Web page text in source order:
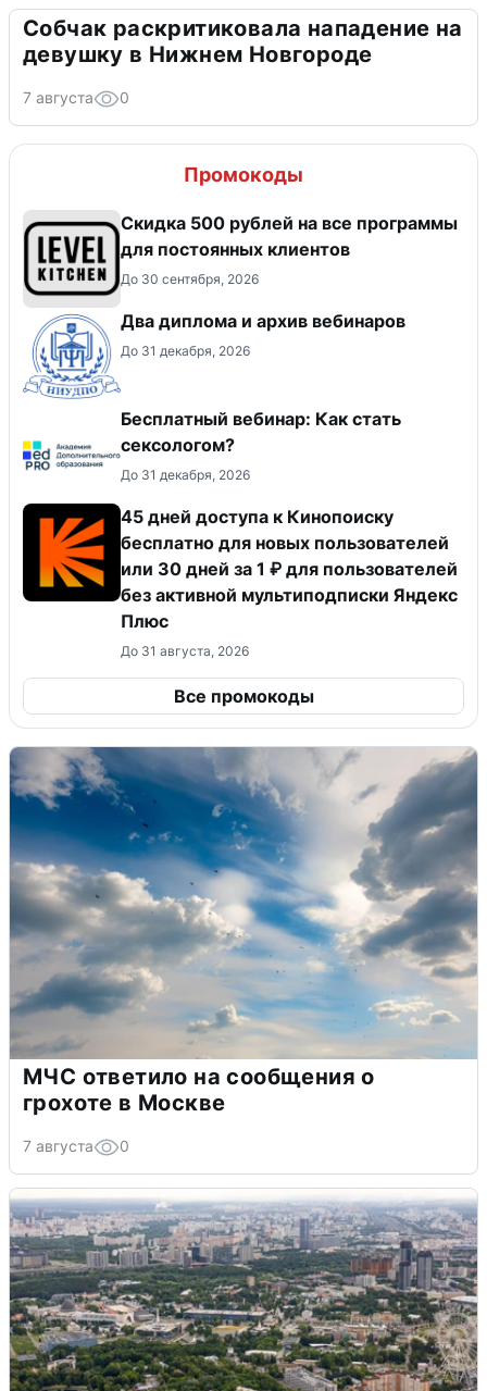
Собчак раскритиковала нападение на
девушку в Нижнем Новгороде
7 августа 0
Промокоды
Скидка 500 рублей на все программы
для постоянных клиентов
До 30 сентября, 2026
Два диплома и архив вебинаров
До 31 декабря, 2026
Бесплатный вебинар: Как стать
сексологом?
До 31 декабря, 2026
45 дней доступа к Кинопоиску
бесплатно для новых пользователей
или 30 дней за 1 ₽ для пользователей
без активной мультиподписки Яндекс
Плюс
До 31 августа, 2026
Все промокоды
МЧС ответило на сообщения о
грохоте в Москве
7 августа 0